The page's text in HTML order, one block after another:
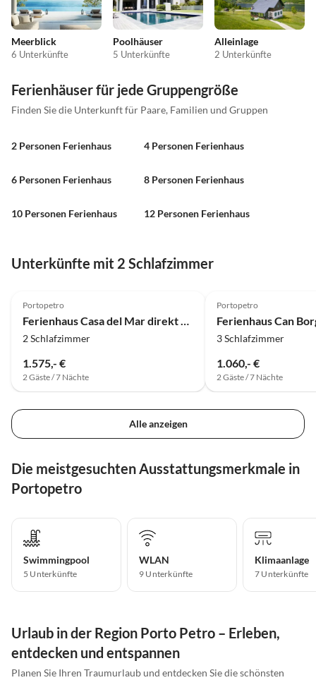
Meerblick
6 Unterkünfte
Poolhäuser
5 Unterkünfte
Alleinlage
2 Unterkünfte
Ferienhäuser für jede Gruppengröße
Finden Sie die Unterkunft für Paare, Familien und Gruppen
2 Personen Ferienhaus 4 Personen Ferienhaus
6 Personen Ferienhaus 8 Personen Ferienhaus
10 Personen Ferienhaus 12 Personen Ferienhaus
Unterkünfte mit 2 Schlafzimmer
Portopetro
2 Schlafzimmer
1.575,- €
2 Gäste / 7 Nächte
Portopetro
Ferienhaus Can
3 Schlafzimmer
1.060,- €
2 Gäste / 7 Nächte
Alle anzeigen
Die meistgesuchten Ausstattungsmerkmale in
Portopetro
Swimmingpool
5 Unterkünfte
WLAN
9 Unterkünfte
Klimaanlage
7 Unterkünfte
Urlaub in der Region Porto Petro – Erleben,
entdecken und entspannen
Planen Sie Ihren Traumurlaub und entdecken Sie die schönsten